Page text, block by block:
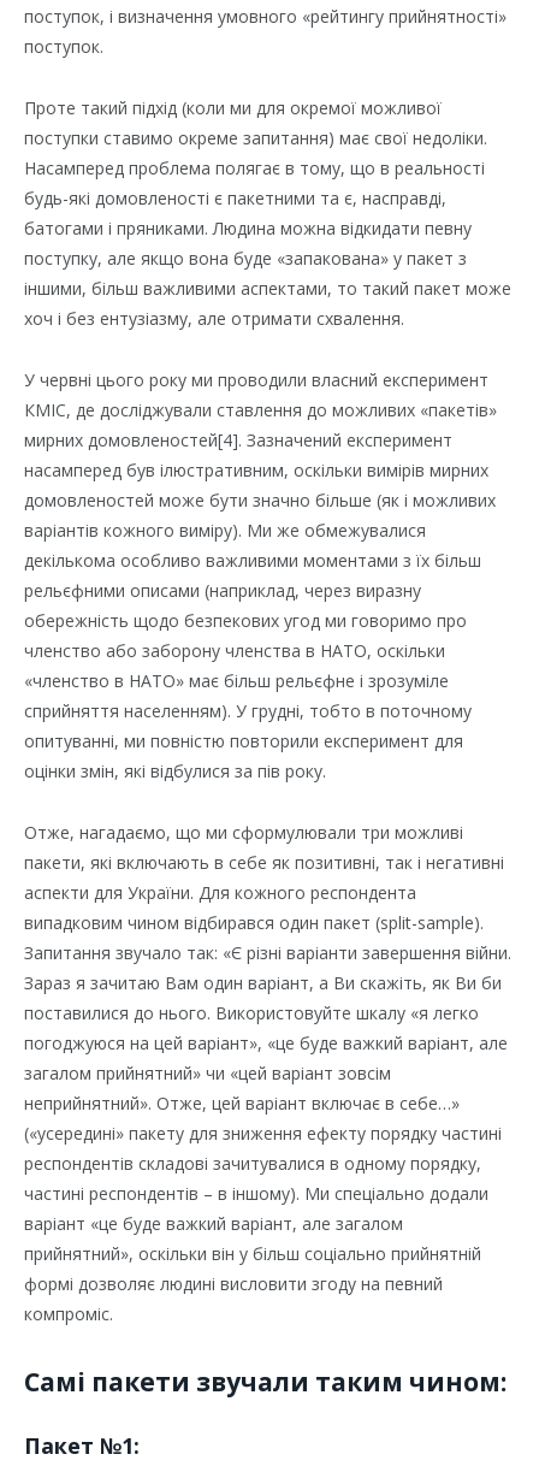
поступок, і визначення умовного «рейтингу прийнятності»
поступок.
Проте такий підхід (коли ми для окремої можливої
поступки ставимо окреме запитання) має свої недоліки.
Насамперед проблема полягає в тому, що в реальності
будь-які домовленості є пакетними та є, насправді,
батогами і пряниками. Людина можна відкидати певну
поступку, але якщо вона буде «запакована» у пакет з
іншими, більш важливими аспектами, то такий пакет може
хоч і без ентузіазму, але отримати схвалення.
У червні цього року ми проводили власний експеримент
КМІС, де досліджували ставлення до можливих «пакетів»
мирних домовленостей[4]. Зазначений експеримент
насамперед був ілюстративним, оскільки вимірів мирних
домовленостей може бути значно більше (як і можливих
варіантів кожного виміру). Ми же обмежувалися
декількома особливо важливими моментами з їх більш
рельєфними описами (наприклад, через виразну
обережність щодо безпекових угод ми говоримо про
членство або заборону членства в НАТО, оскільки
«членство в НАТО» має більш рельєфне і зрозуміле
сприйняття населенням). У грудні, тобто в поточному
опитуванні, ми повністю повторили експеримент для
оцінки змін, які відбулися за пів року.
Отже, нагадаємо, що ми сформулювали три можливі
пакети, які включають в себе як позитивні, так і негативні
аспекти для України. Для кожного респондента
випадковим чином відбирався один пакет (split-sample).
Запитання звучало так: «Є різні варіанти завершення війни.
Зараз я зачитаю Вам один варіант, а Ви скажіть, як Ви би
поставилися до нього. Використовуйте шкалу «я легко
погоджуюся на цей варіант», «це буде важкий варіант, але
загалом прийнятний» чи «цей варіант зовсім
неприйнятний». Отже, цей варіант включає в себе…»
(«усередині» пакету для зниження ефекту порядку частині
респондентів складові зачитувалися в одному порядку,
частині респондентів – в іншому). Ми спеціально додали
варіант «це буде важкий варіант, але загалом
прийнятний», оскільки він у більш соціально прийнятній
формі дозволяє людині висловити згоду на певний
компроміс.
Самі пакети звучали таким чином:
Пакет №1: